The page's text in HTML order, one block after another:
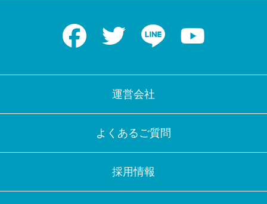
Facebook Twitter LINE
運営会社
よくあるご質問
採用情報